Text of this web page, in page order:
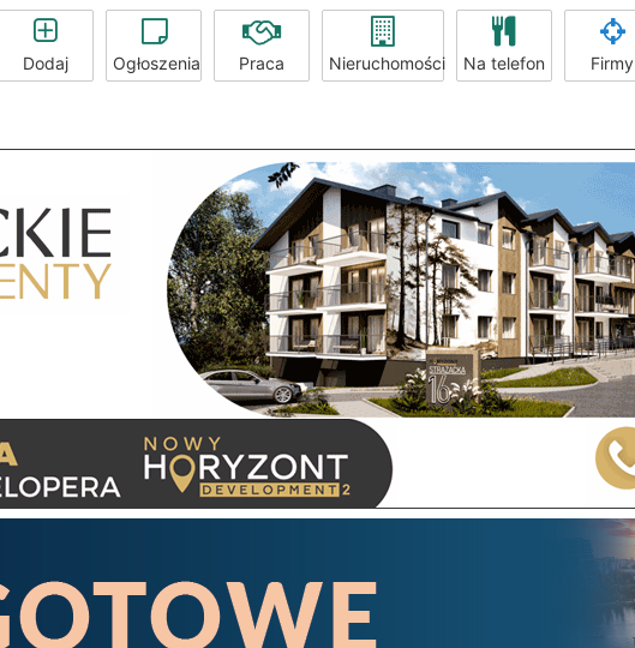
Dodaj Ogłoszenia Praca Nieruchomości Na telefon Firmy